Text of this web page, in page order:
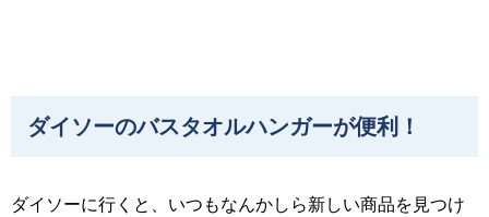
ダイソーのバスタオルハンガーが便利！
ダイソーに行くと、いつもなんかしら新しい商品を見つけ